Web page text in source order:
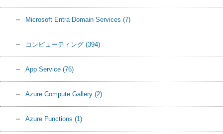
Microsoft Entra Domain Services (7)
コンピューティング (394)
App Service (76)
Azure Compute Gallery (2)
Azure Functions (1)